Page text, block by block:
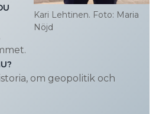
Kari Lehtinen. Foto: Maria
Nöjd
om geopolitik och